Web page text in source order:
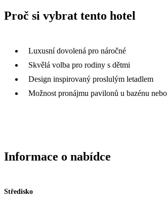
Proč si vybrat tento hotel
Luxusní dovolená pro náročné
Skvělá volba pro rodiny s dětmi
Design inspirovaný proslulým letadlem
Možnost pronájmu pavilonů u bazénu
Informace o nabídce
Středisko